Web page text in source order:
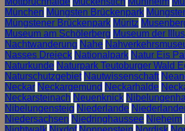
München Müngsten Brückenpark
Müngstener Brückenpark Müritz
Museum am Schölerberg Museum der
Nachtwanderung Nahe
Nasses Dreieck Nationalpark Natur Eis
Naturkunde Naturpark Teutoburger Wald
Naturschutzgebiet Nautwissenschaft
Neckar Neckargemünd Neckarhalde
Neckarsteinach Neuenknick
Nibelungensteig Niederlande
Niedersachsen Niedringhaussee Nieheim